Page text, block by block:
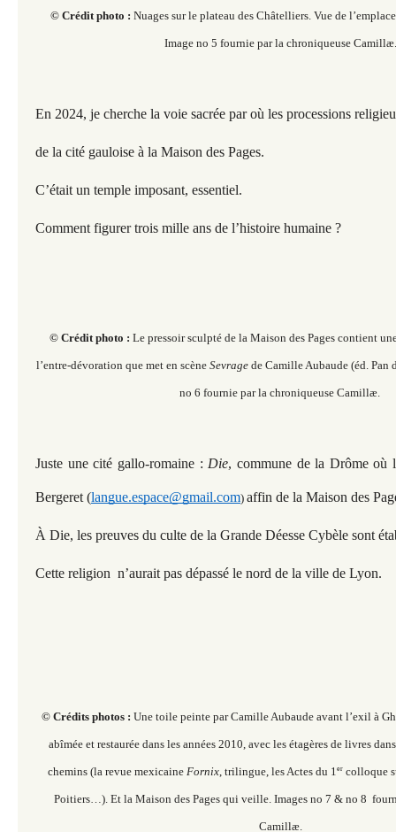
© Crédit photo : Nuages sur le plateau des Châtelliers. Vue de
Image no 5 fournie par la chroniqueuse Camillæ.
En 2024, je cherche la voie sacrée par où les processions
de la cité gauloise à la Maison des Pages.
C’était un temple imposant, essentiel.
Comment figurer trois mille ans de l’histoire humaine ?
© Crédit photo : Le pressoir sculpté de la Maison des Pages contient
l’entre-dévoration que met en scène Sevrage de Camille Aubaude (éd. Pan
no 6 fournie par la chroniqueuse Camillæ.
Juste une cité gallo-romaine : Die, commune de la Drômeoù
Bergeret (langue.espace@gmail.com) affin de la Maison des
À Die, les preuves du culte de la Grande Déesse Cybèle sont
Cette religion n’aurait pas dépassé le nord de la ville de Lyon.
© Crédits photos : Une toile peinte par Camille Aubaude avant l’exil à
abîmée et restaurée dans les années 2010, avec les étagères de livres
chemins (la revue mexicaine Fornix , trilingue, les Actes du 1 er colloque
Poitiers…). Et la Maison des Pages qui veille. Images no 7 & no 8
Camillæ.